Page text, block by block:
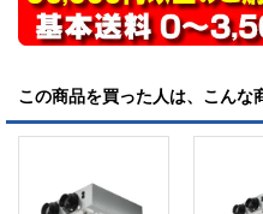
この商品を買った人は、こんな